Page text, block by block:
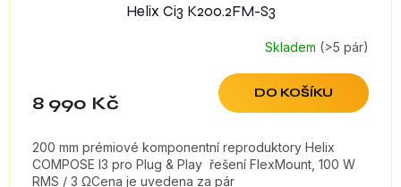
Helix Ci3 K200.2FM-S3
Skladem (>5 pár)
8 990 Kč DO KOŠÍKU
200 mm prémiové komponentní reproduktory Helix
COMPOSE I3 pro Plug & Play řešení FlexMount, 100 W
RMS / 3 ΩCena je uvedena za pár